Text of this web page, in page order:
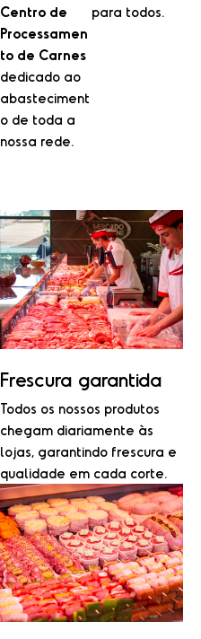
Centro de
Processamen
to de Carnes
dedicado ao
abasteciment
o de toda a
nossa rede.
para todos.
Frescura garantida
Todos os nossos produtos
chegam diariamente às
lojas, garantindo frescura e
qualidade em cada corte.